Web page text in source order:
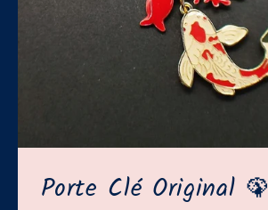
Porte Clé Original 🦚